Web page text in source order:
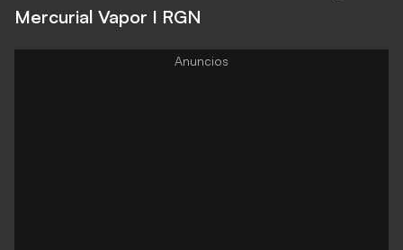
Mercurial Vapor I RGN